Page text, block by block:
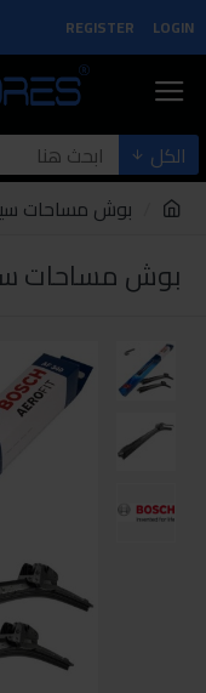
LOGIN
REGISTER
الكل
بوش مساحات سيارة
بوش مساحات سيارة